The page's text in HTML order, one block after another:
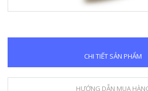
CHI TIẾT SẢN PHẨM
HƯỚNG DẪN MUA